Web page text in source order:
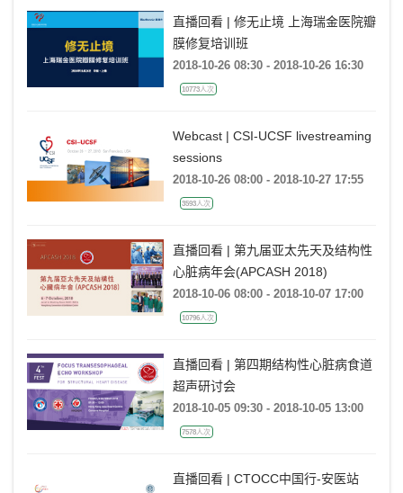
直播回看 | 修无止境 上海瑞金医院瓣
膜修复培训班
2018-10-26 08:30 - 2018-10-26 16:30
10773人次
Webcast | CSI-UCSF livestreaming
sessions
2018-10-26 08:00 - 2018-10-27 17:55
3593人次
直播回看 | 第九届亚太先天及结构性
心脏病年会(APCASH 2018)
2018-10-06 08:00 - 2018-10-07 17:00
10796人次
直播回看 | 第四期结构性心脏病食道
超声研讨会
2018-10-05 09:30 - 2018-10-05 13:00
7578人次
直播回看 | CTOCC中国行-安医站